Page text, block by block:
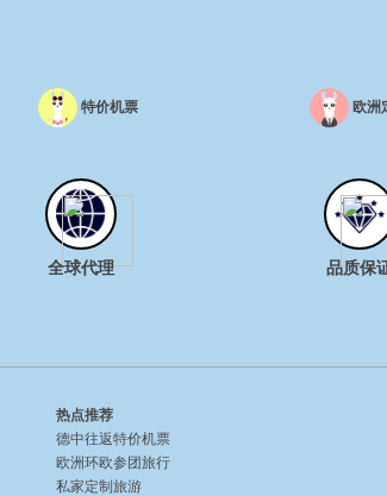
特价机票 欧洲
全球代理 品质保
热点推荐
德中往返特价机票
欧洲环欧参团旅行
私家定制旅游